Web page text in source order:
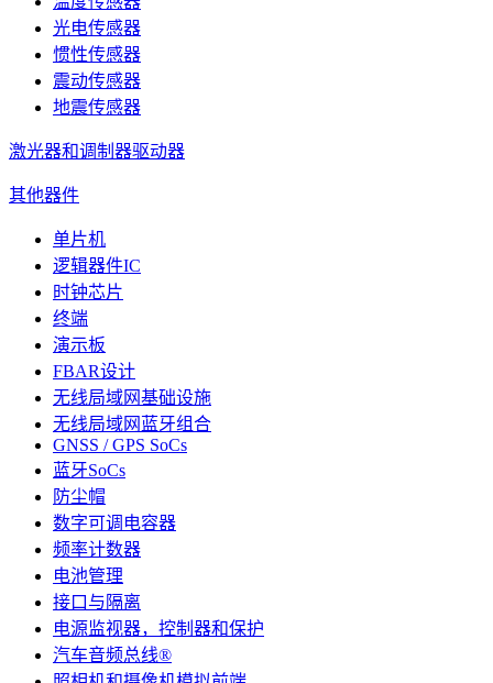
光电传感器
惯性传感器
震动传感器
地震传感器
激光器和调制器驱动器
其他器件
单片机
逻辑器件IC
时钟芯片
终端
演示板
FBAR设计
无线局域网基础设施
无线局域网蓝牙组合
GNSS / GPS SoCs
蓝牙SoCs
防尘帽
数字可调电容器
频率计数器
电池管理
接口与隔离
电源监视器，控制器和保护
汽车音频总线®